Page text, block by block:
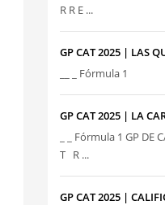
R R E ...
GP CAT 2025 | LAS
__ _ Fórmula 1
GP CAT 2025 | LA
_ _ Fórmula 1 GP DE
T R ...
GP CAT 2025 |